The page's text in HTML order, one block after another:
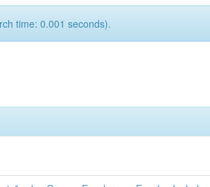
time: 0.001 seconds).